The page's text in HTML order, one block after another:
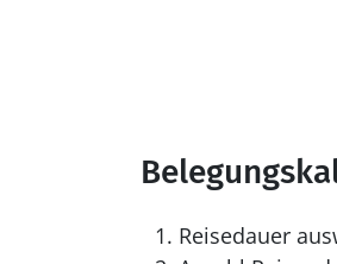
Reisedauer